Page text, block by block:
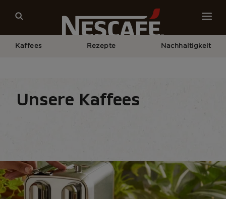
Kaffees Rezepte Nachhaltigkeit
Unsere Kaffees